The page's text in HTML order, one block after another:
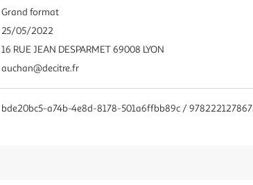
Grand format
25/05/2022
16 RUE JEAN DESPARMET 69008 LYON
auchan@decitre.fr
bde20bc5-a74b-4e8d-8178-501a6ffbb89c /